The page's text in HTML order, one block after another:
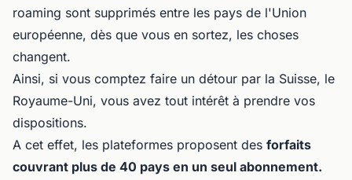
roaming sont supprimés entre les pays de l'Union
européenne, dès que vous en sortez, les choses
changent.
Ainsi, si vous comptez faire un détour par la Suisse, le
Royaume-Uni, vous avez tout intérêt à prendre vos
dispositions.
A cet effet, les plateformes proposent des forfaits
couvrant plus de 40 pays en un seul abonnement.